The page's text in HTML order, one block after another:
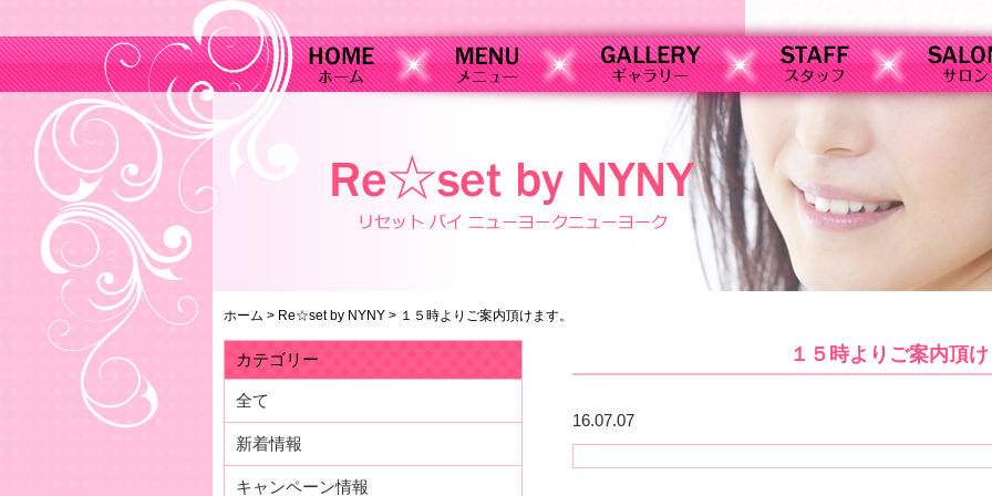
ホーム > Re☆set by NYNY > １５時よりご案内頂けます。
１５時よりご案内頂
16.07.07
カテゴリー
全て
新着情報
キャンペーン情報